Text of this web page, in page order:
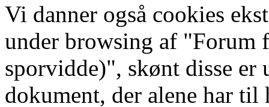
Vi danner også cookies
under browsing af "Forum
sporvidde)", skønt disse er
dokument, der alene har